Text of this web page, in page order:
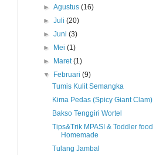
►Agustus(16)
►Juli(20)
►Juni(3)
► Mei(1)
► Maret(1)
▼ Februari(9)
Tumis Kulit Semangka
Kima Pedas (Spicy Giant Clam)
Bakso Tenggiri Wortel
Tips&Trik MPASI & Toddler food
Homemade
Tulang Jambal